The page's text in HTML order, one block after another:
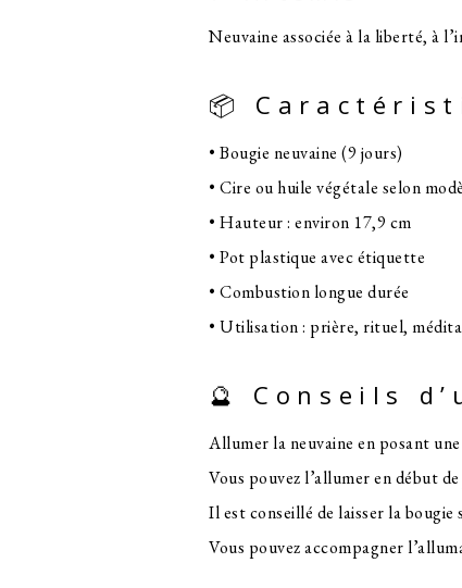
Neuvaine associée à la liberté, à
📦
• Bougie neuvaine (9 jours)
• Cire ou huile végétale selon
• Hauteur : environ 17,9 cm
• Pot plastique avec étiquette
• Combustion longue durée
• Utilisation : prière, rituel,
🔮 Conseils
Allumer la neuvaine en posant
Vous pouvez l’allumer en début
Il est conseillé de laisser la
Vous pouvez accompagner